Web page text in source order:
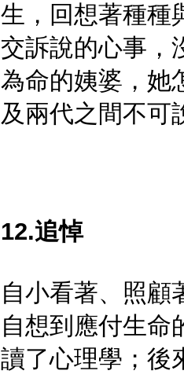
生，回想著種種
交訴說的心事，
為命的姨婆，她
及兩代之間不可
12.追悼
自小看著、照顧
自想到應付生命
讀了心理學；後